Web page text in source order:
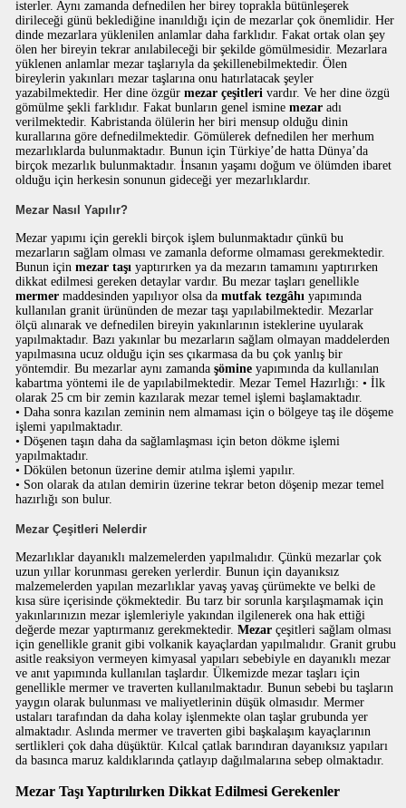
isterler. Aynı zamanda defnedilen her birey toprakla bütünleşerek
dirileceği günü beklediğine inanıldığı için de mezarlar çok önemlidir. Her
dinde mezarlara yüklenilen anlamlar daha farklıdır. Fakat ortak olan şey
ölen her bireyin tekrar anılabileceği bir şekilde gömülmesidir. Mezarlara
yüklenen anlamlar mezar taşlarıyla da şekillenebilmektedir. Ölen
bireylerin yakınları mezar taşlarına onu hatırlatacak şeyler
yazabilmektedir. Her dine özgürmezar çeşitleri vardır. Ve her dine özgü
gömülme şekli farklıdır. Fakat bunların genel isminemezar adı
verilmektedir. Kabristanda ölülerin her biri mensup olduğu dinin
kurallarına göre defnedilmektedir. Gömülerek defnedilen her merhum
mezarlıklarda bulunmaktadır. Bunun için Türkiye’de hatta Dünya’da
birçok mezarlık bulunmaktadır. İnsanın yaşamı doğum ve ölümden ibaret
olduğu için herkesin sonunun gideceği yer mezarlıklardır.
Mezar Nasıl Yapılır?
Mezar yapımı için gerekli birçok işlem bulunmaktadır çünkü bu
mezarların sağlam olması ve zamanla deforme olmaması gerekmektedir.
Bunun içinmezar taşı yaptırırken ya da mezarın tamamını yaptırırken
dikkat edilmesi gereken detaylar vardır. Bu mezar taşları genellikle
mermer maddesinden yapılıyor olsa damutfak tezgâhı yapımında
kullanılan granit ürününden de mezar taşı yapılabilmektedir. Mezarlar
ölçü alınarak ve defnedilen bireyin yakınlarının isteklerine uyularak
yapılmaktadır. Bazı yakınlar bu mezarların sağlam olmayan maddelerden
yapılmasına ucuz olduğu için ses çıkarmasa da bu çok yanlış bir
yöntemdir. Bu mezarlar aynı zamandaşömine yapımında da kullanılan
kabartma yöntemi ile de yapılabilmektedir. Mezar Temel Hazırlığı: • İlk
olarak 25 cm bir zemin kazılarak mezar temel işlemi başlamaktadır.
• Daha sonra kazılan zeminin nem almaması için o bölgeye taş ile döşeme
işlemi yapılmaktadır.
• Döşenen taşın daha da sağlamlaşması için beton dökme işlemi
yapılmaktadır.
• Dökülen betonun üzerine demir atılma işlemi yapılır.
• Son olarak da atılan demirin üzerine tekrar beton döşenip mezar temel
hazırlığı son bulur.
Mezar Çeşitleri Nelerdir
Mezarlıklar dayanıklı malzemelerden yapılmalıdır. Çünkü mezarlar çok
uzun yıllar korunması gereken yerlerdir. Bunun için dayanıksız
malzemelerden yapılan mezarlıklar yavaş yavaş çürümekte ve belki de
kısa süre içerisinde çökmektedir. Bu tarz bir sorunla karşılaşmamak için
yakınlarınızın mezar işlemleriyle yakından ilgilenerek ona hak ettiği
değerde mezar yaptırmanız gerekmektedir.Mezar çeşitleri sağlam olması
için genellikle granit gibi volkanik kayaçlardan yapılmalıdır. Granit grubu
asitle reaksiyon vermeyen kimyasal yapıları sebebiyle en dayanıklı mezar
ve anıt yapımında kullanılan taşlardır. Ülkemizde mezar taşları için
genellikle mermer ve traverten kullanılmaktadır. Bunun sebebi bu taşların
yaygın olarak bulunması ve maliyetlerinin düşük olmasıdır. Mermer
ustaları tarafından da daha kolay işlenmekte olan taşlar grubunda yer
almaktadır. Aslında mermer ve traverten gibi başkalaşım kayaçlarının
sertlikleri çok daha düşüktür. Kılcal çatlak barındıran dayanıksız yapıları
da basınca maruz kaldıklarında çatlayıp dağılmalarına sebep olmaktadır.
Mezar Taşı Yaptırılırken Dikkat Edilmesi Gerekenler